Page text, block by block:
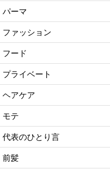
パーマ
ファッション
フード
プライベート
ヘアケア
モテ
代表のひとり言
前髪